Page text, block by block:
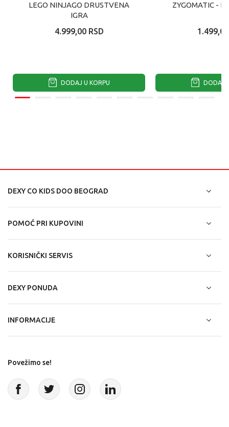
LEGO NINJAGO DRUSTVENA
IGRA
4.999,00 RSD
DODAJ U KORPU
ZYGOMATIC -
1.499,00
DODAJ
DEXY CO KIDS DOO BEOGRAD
POMOĆ PRI KUPOVINI
KORISNIČKI SERVIS
DEXY PONUDA
INFORMACIJE
Povežimo se!